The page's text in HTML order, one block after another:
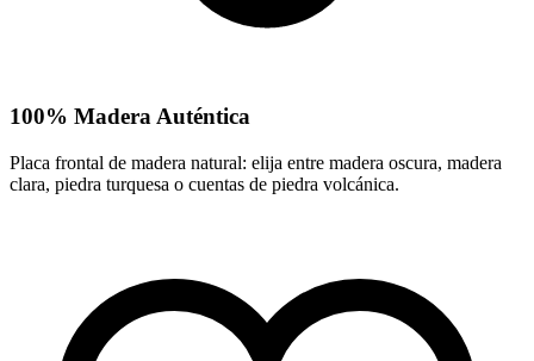
100% Madera Auténtica
Placa frontal de madera natural: elija entre madera oscura, madera
clara, piedra turquesa o cuentas de piedra volcánica.